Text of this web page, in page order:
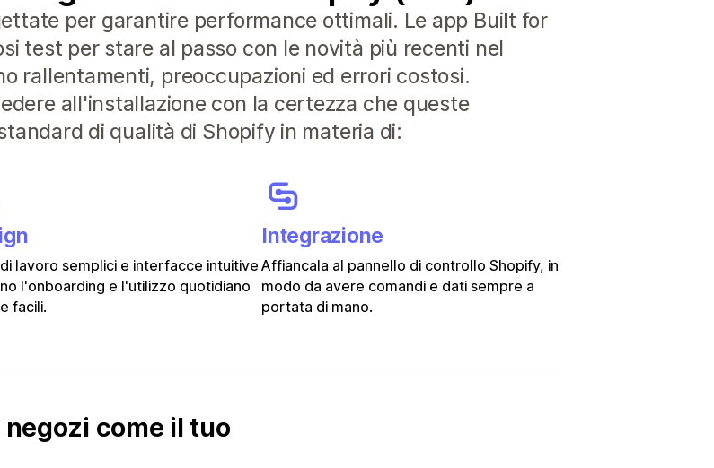
per garantire performance ottimali. Le app Built for
test per stare al passo con le novità più recenti nel
rallentamenti, preoccupazioni ed errori costosi.
all'installazione con la certezza che queste
di qualità di Shopify in materia di:
di lavoro semplici e interfacce intuitive
l'onboarding e l'utilizzo quotidiano
facili.
Integrazione
Affiancala al pannello di controllo Shopify, in
modo da avere comandi e dati sempre a
portata di mano.
come il tuo